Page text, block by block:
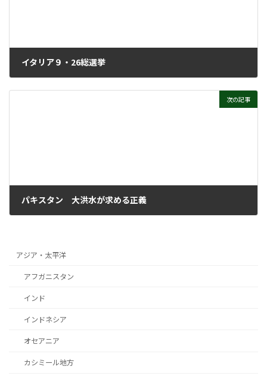
イタリア９・26総選挙
次の記事
パキスタン 大洪水が求める正義
アジア・太平洋
アフガニスタン
インド
インドネシア
オセアニア
カシミール地方